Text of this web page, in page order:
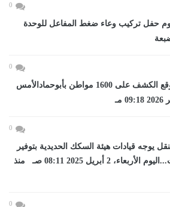
0
حفل تركيب وعاء ضغط المفاعل للوحدة
0
صحة الشرقية توقع الكشف على 1600 مواطن بأبوحمادالأمس
0
يوجه قيادات هيئة السكك الحديدية بتوفير
أماكن في رحلات...اليوم الأربعاء، 2 أبريل 2025 08:11 صـ منذ
0